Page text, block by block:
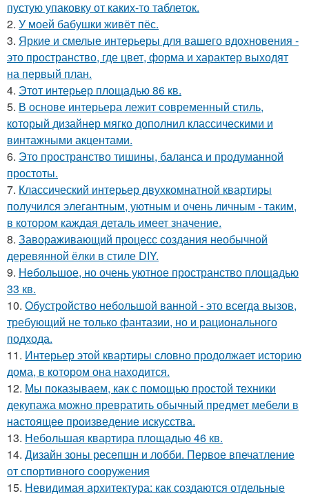
пустую упаковку от каких-то таблеток.
2. У моей бабушки живёт пёс.
3. Яркие и смелые интерьеры для вашего вдохновения -
это пространство, где цвет, форма и характер выходят
на первый план.
4. Этот интерьер площадью 86 кв.
5. В основе интерьера лежит современный стиль,
который дизайнер мягко дополнил классическими и
винтажными акцентами.
6. Это пространство тишины, баланса и продуманной
простоты.
7. Классический интерьер двухкомнатной квартиры
получился элегантным, уютным и очень личным - таким,
в котором каждая деталь имеет значение.
8. Завораживающий процесс создания необычной
деревянной ёлки в стиле DIY.
9. Небольшое, но очень уютное пространство площадью
33 кв.
10. Обустройство небольшой ванной - это всегда вызов,
требующий не только фантазии, но и рационального
подхода.
11. Интерьер этой квартиры словно продолжает историю
дома, в котором она находится.
12. Мы показываем, как с помощью простой техники
декупажа можно превратить обычный предмет мебели в
настоящее произведение искусства.
13. Небольшая квартира площадью 46 кв.
14. Дизайн зоны ресепшн и лобби. Первое впечатление
от спортивного сооружения
15. Невидимая архитектура: как создаются отдельные